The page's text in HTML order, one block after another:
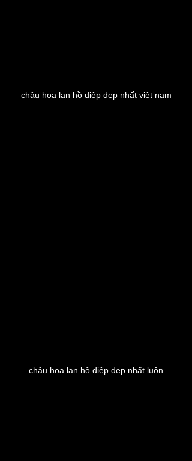
chậu hoa lan hồ điệp đẹp nhất việt nam
chậu hoa lan hồ điệp đẹp nhất luôn